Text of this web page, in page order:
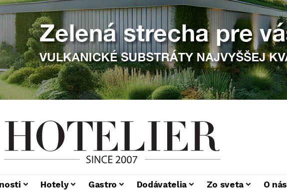
Hotely Gastro Dodávatelia Zo sveta O nás